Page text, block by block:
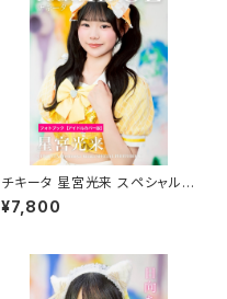
チキータ 星宮光来 スペシャルフ
ォトブック
¥7,800